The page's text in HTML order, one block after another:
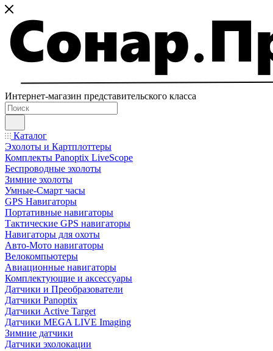
Интернет-магазин представительского класса
Каталог
Эхолоты и Картплоттеры
Комплекты Panoptix LiveScope
Беспроводные эхолоты
Зимние эхолоты
Умные-Смарт часы
GPS Навигаторы
Портативные навигаторы
Тактические GPS навигаторы
Навигаторы для охоты
Авто-Мото навигаторы
Велокомпьютеры
Авиационные навигаторы
Комплектующие и аксессуары
Датчики и Преобразователи
Датчики Panoptix
Датчики Active Target
Датчики MEGA LIVE Imaging
Зимние датчики
Датчики эхолокации